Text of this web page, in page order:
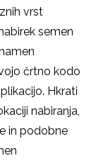
vrst
semen
črtno kodo
Hkrati
nabiranja,
in podobne